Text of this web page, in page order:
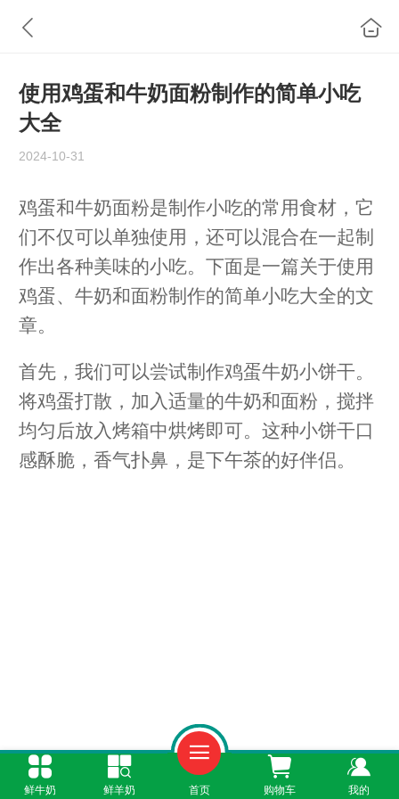
使用鸡蛋和牛奶面粉制作的简单小吃
大全
2024-10-31
鸡蛋和牛奶面粉是制作小吃的常用食材，它
们不仅可以单独使用，还可以混合在一起制
作出各种美味的小吃。下面是一篇关于使用
鸡蛋、牛奶和面粉制作的简单小吃大全的文
章。
首先，我们可以尝试制作鸡蛋牛奶小饼干。
将鸡蛋打散，加入适量的牛奶和面粉，搅拌
均匀后放入烤箱中烘烤即可。这种小饼干口
感酥脆，香气扑鼻，是下午茶的好伴侣。
鲜牛奶 鲜羊奶 首页 购物车 我的